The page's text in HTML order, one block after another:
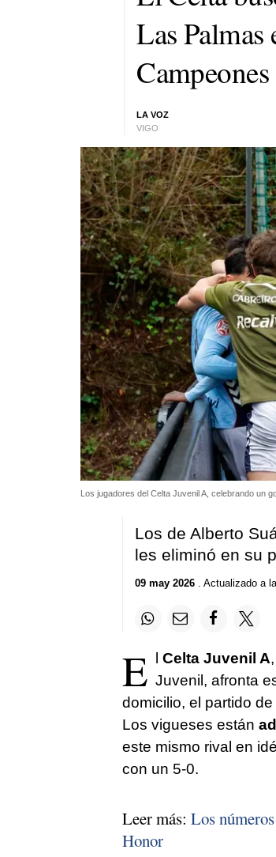
Las Palmas
Campeones
LA VOZ
VIGO
Los jugadores del Celta Juvenil A, celebrando un
Los de Alberto
les eliminó en su
09 may 2026. Actualizado a
E l Celta Juvenil A
Juvenil, afronta
domicilio, el partido
Los vigueses están
este mismo rival en
con un 5-0.
Leer más: Los
Honor